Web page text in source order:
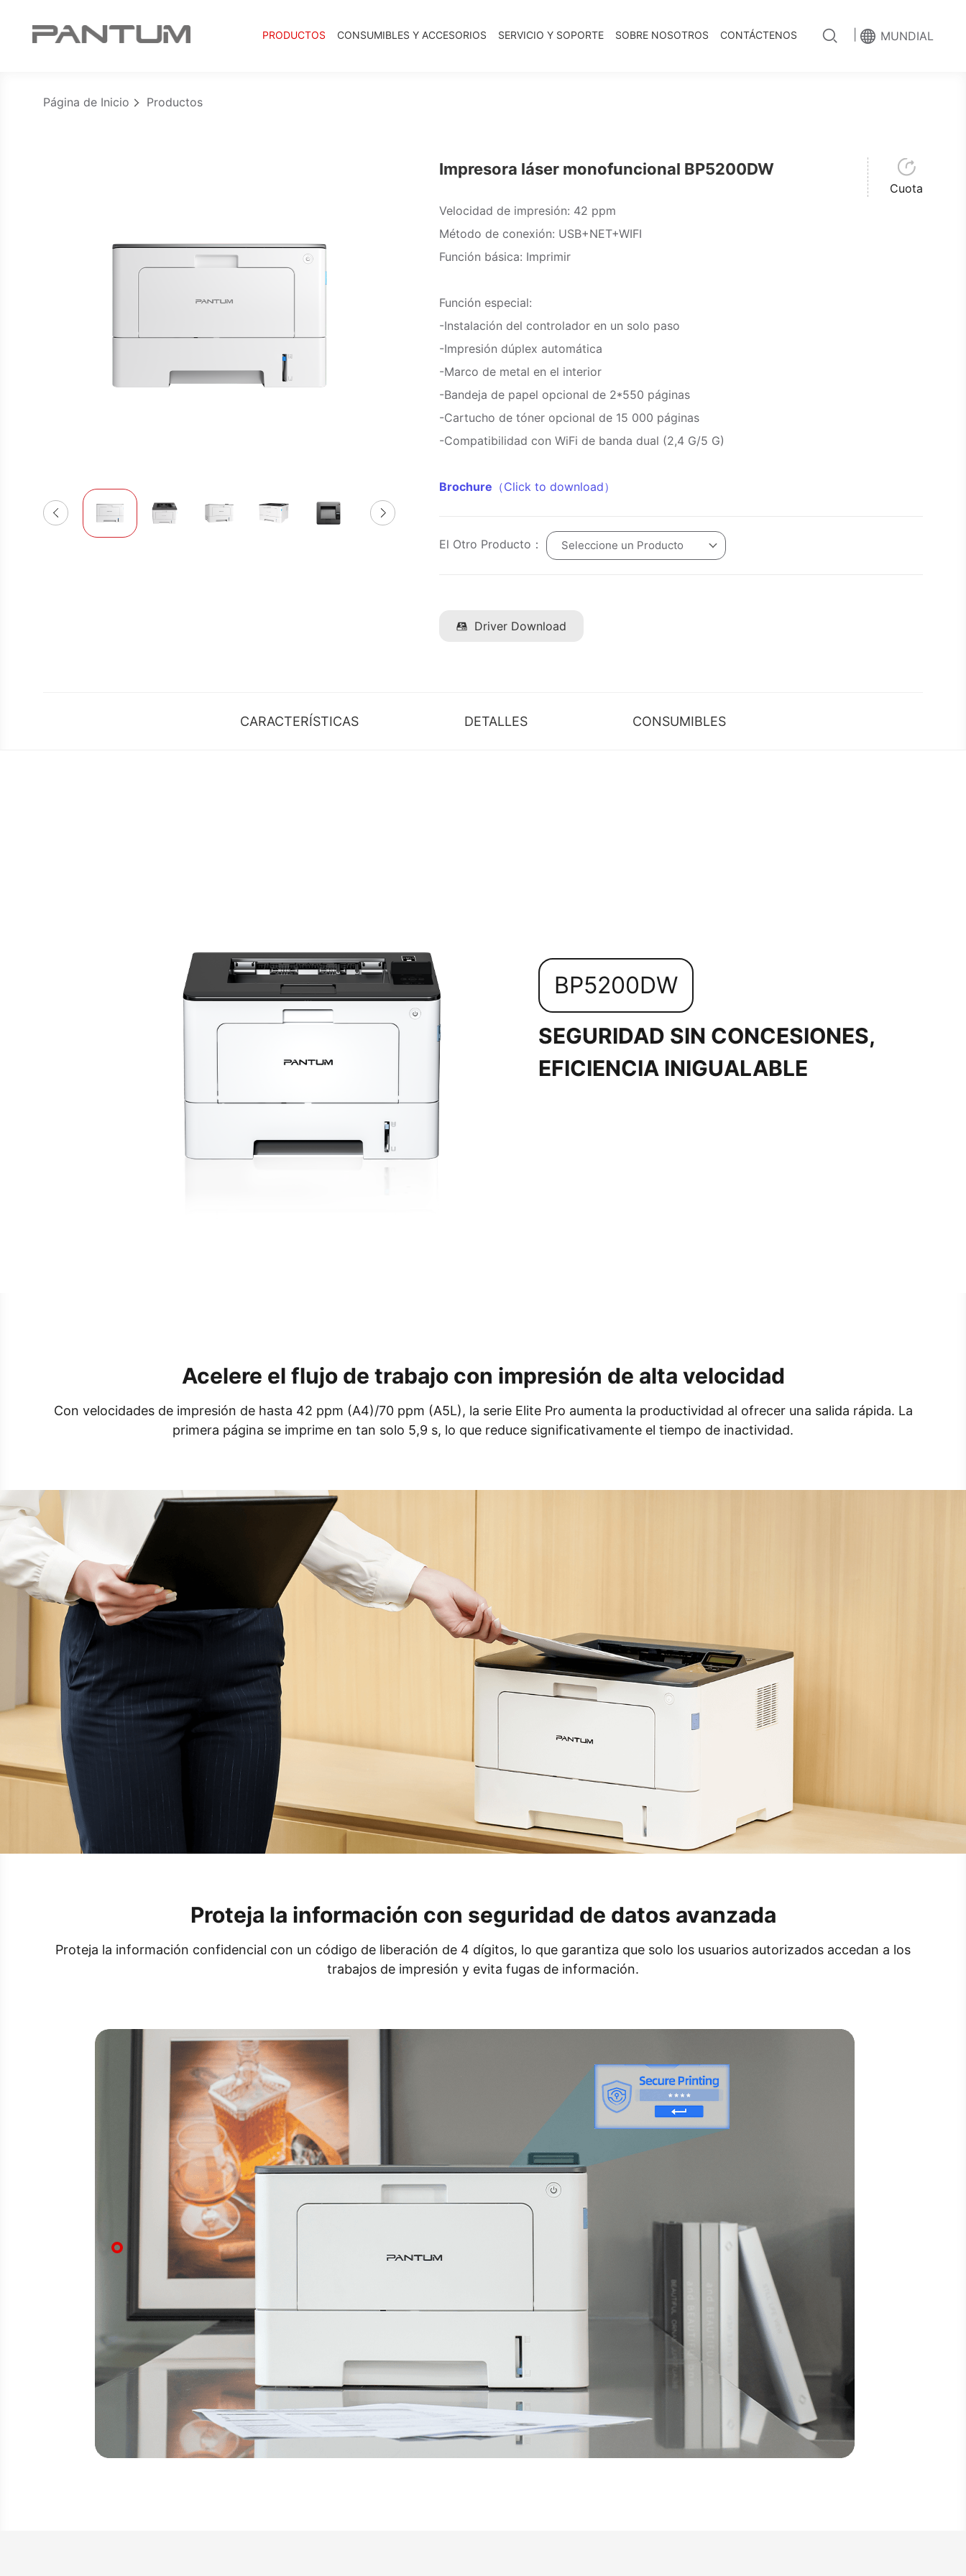
MUNDIAL
PRODUCTOS CONSUMIBLES Y ACCESORIOS SERVICIO Y SOPORTE SOBRE NOSOTROS CONTÁCTENOS
Página de Inicio Productos
Impresora láser monofuncional BP5200DW
Velocidad de impresión: 42 ppm
Método de conexión: USB+NET+WIFI
Función básica: Imprimir
Función especial:
-Instalación del controlador en un solo paso
-Impresión dúplex automática
-Marco de metal en el interior
-Bandeja de papel opcional de 2*550 páginas
-Cartucho de tóner opcional de 15 000 páginas
-Compatibilidad con WiFi de banda dual (2,4 G/5 G)
Brochure （Click to download）
El Otro Producto： Seleccione un Producto
Driver Download
Cuota
CARACTERÍSTICAS DETALLES CONSUMIBLES
BP5200DW
SEGURIDAD SIN CONCESIONES,
EFICIENCIA INIGUALABLE
Acelere el flujo de trabajo con impresión de alta velocidad
Con velocidades de impresión de hasta 42 ppm (A4)/70 ppm (A5L), la serie Elite Pro aumenta la productividad al ofrecer una salida rápida. La
primera página se imprime en tan solo 5,9 s, lo que reduce significativamente el tiempo de inactividad.
Proteja la información con seguridad de datos avanzada
Proteja la información confidencial con un código de liberación de 4 dígitos, lo que garantiza que solo los usuarios autorizados accedan a los
trabajos de impresión y evita fugas de información.